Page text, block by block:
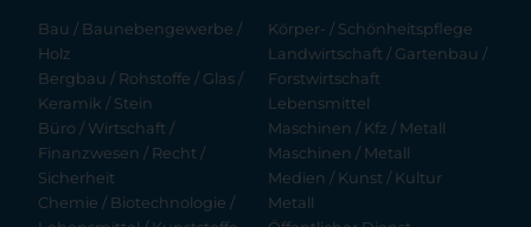
Bau / Baunebengewerbe /
Holz
Bergbau / Rohstoffe / Glas /
Keramik / Stein
Büro / Wirtschaft /
Finanzwesen / Recht /
Sicherheit
Chemie / Biotechnologie /
Körper- / Schönheitspflege
Landwirtschaft / Gartenbau /
Forstwirtschaft
Lebensmittel
Maschinen / Kfz / Metall
Maschinen / Metall
Medien / Kunst / Kultur
Metall